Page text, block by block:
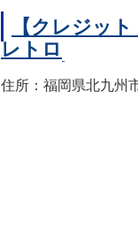
【クレジッ
レトロ
住所：福岡県北九州